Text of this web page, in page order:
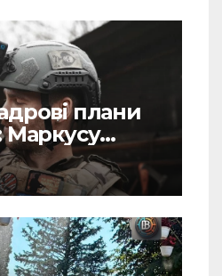
плани
Маркусу
важливу